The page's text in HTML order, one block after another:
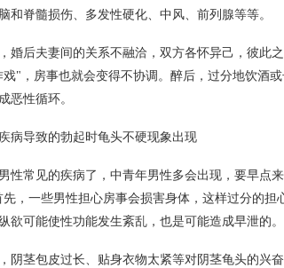
和脊髓损伤、多发性硬化、中风、前列腺等等。
婚后夫妻间的关系不融洽，双方各怀异己，彼此
戏"，房事也就会变得不协调。醉后，过分地饮酒
恶性循环。
病导致的勃起时龟头不硬现象出现
性常见的疾病了，中青年男性多会出现，要早点
先，一些男性担心房事会损害身体，这样过分的
欲可能使性功能发生紊乱，也是可能造成早泄的。
阴茎包皮过长、贴身衣物太紧等对阴茎龟头的兴